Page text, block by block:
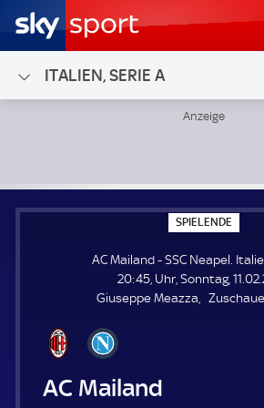
ITALIEN, SERIE A
SPIELENDE
P
L
E
N
AC Mailand - SSC Neapel.
20:45, Uhr, Sonntag,
Giuseppe Meazza
AC Mailand